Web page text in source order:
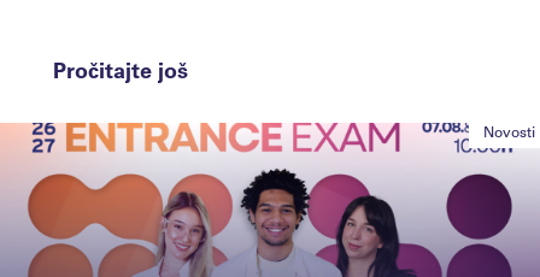
Pročitajte još
Novosti